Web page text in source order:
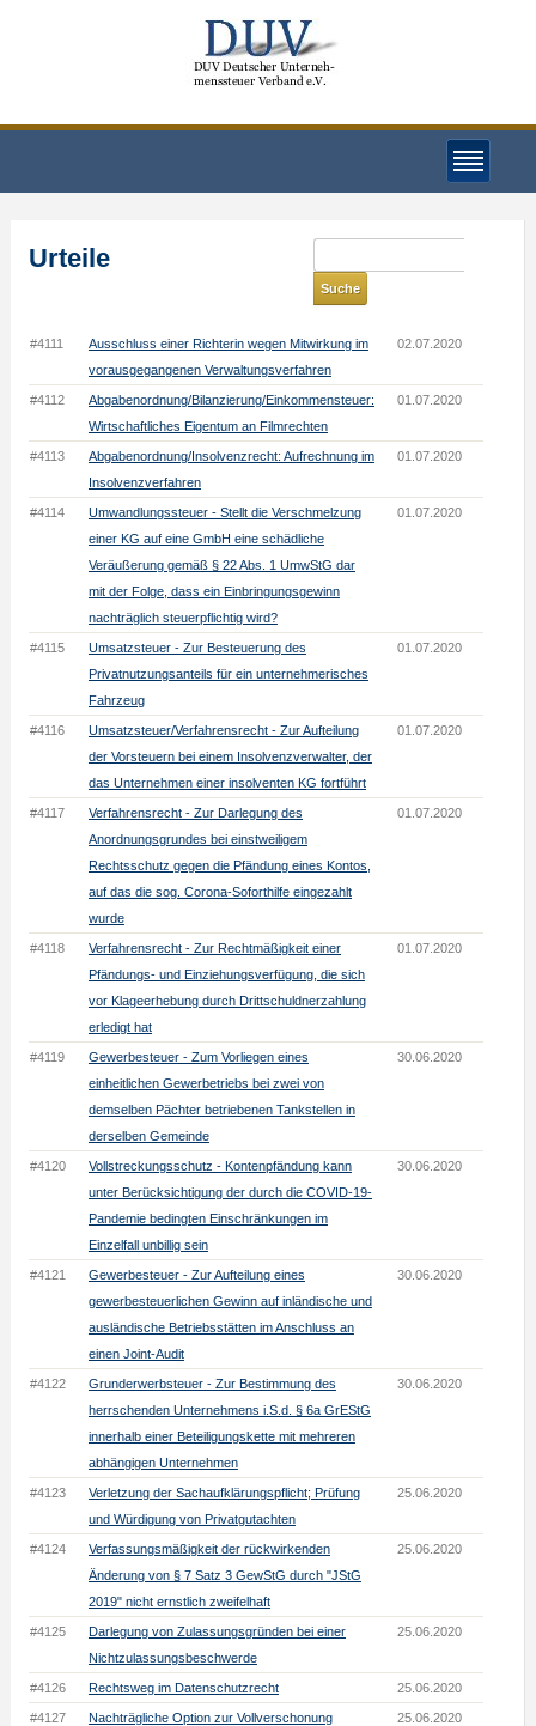
Urteile
#4111
Ausschluss einer Richterin wegen Mitwirkung im
vorausgegangenen Verwaltungsverfahren
02.07.2020
#4112
Abgabenordnung/Bilanzierung/Einkommensteuer:
Wirtschaftliches Eigentum an Filmrechten
01.07.2020
#4113
Abgabenordnung/Insolvenzrecht: Aufrechnung im
Insolvenzverfahren
01.07.2020
#4114
Umwandlungssteuer - Stellt die Verschmelzung
einer KG auf eine GmbH eine schädliche
Veräußerung gemäß § 22 Abs. 1 UmwStG dar
mit der Folge, dass ein Einbringungsgewinn
nachträglich steuerpflichtig wird?
01.07.2020
#4115
Umsatzsteuer - Zur Besteuerung des
Privatnutzungsanteils für ein unternehmerisches
Fahrzeug
01.07.2020
#4116
Umsatzsteuer/Verfahrensrecht - Zur Aufteilung
der Vorsteuern bei einem Insolvenzverwalter, der
das Unternehmen einer insolventen KG fortführt
01.07.2020
#4117
Verfahrensrecht - Zur Darlegung des
Anordnungsgrundes bei einstweiligem
Rechtsschutz gegen die Pfändung eines Kontos,
auf das die sog. Corona-Soforthilfe eingezahlt
wurde
01.07.2020
#4118
Verfahrensrecht - Zur Rechtmäßigkeit einer
Pfändungs- und Einziehungsverfügung, die sich
vor Klageerhebung durch Drittschuldnerzahlung
erledigt hat
01.07.2020
#4119
Gewerbesteuer - Zum Vorliegen eines
einheitlichen Gewerbetriebs bei zwei von
demselben Pächter betriebenen Tankstellen in
derselben Gemeinde
30.06.2020
#4120
Vollstreckungsschutz - Kontenpfändung kann
unter Berücksichtigung der durch die COVID-19-
Pandemie bedingten Einschränkungen im
Einzelfall unbillig sein
30.06.2020
#4121
Gewerbesteuer - Zur Aufteilung eines
gewerbesteuerlichen Gewinn auf inländische und
ausländische Betriebsstätten im Anschluss an
einen Joint-Audit
30.06.2020
#4122
Grunderwerbsteuer - Zur Bestimmung des
herrschenden Unternehmens i.S.d. § 6a GrEStG
innerhalb einer Beteiligungskette mit mehreren
abhängigen Unternehmen
30.06.2020
#4123
Verletzung der Sachaufklärungspflicht; Prüfung
und Würdigung von Privatgutachten
25.06.2020
#4124
Verfassungsmäßigkeit der rückwirkenden
Änderung von § 7 Satz 3 GewStG durch "JStG
2019" nicht ernstlich zweifelhaft
25.06.2020
#4125
Darlegung von Zulassungsgründen bei einer
Nichtzulassungsbeschwerde
25.06.2020
#4126 Rechtsweg im Datenschutzrecht 25.06.2020
#4127 Nachträgliche Option zur Vollverschonung 25.06.2020